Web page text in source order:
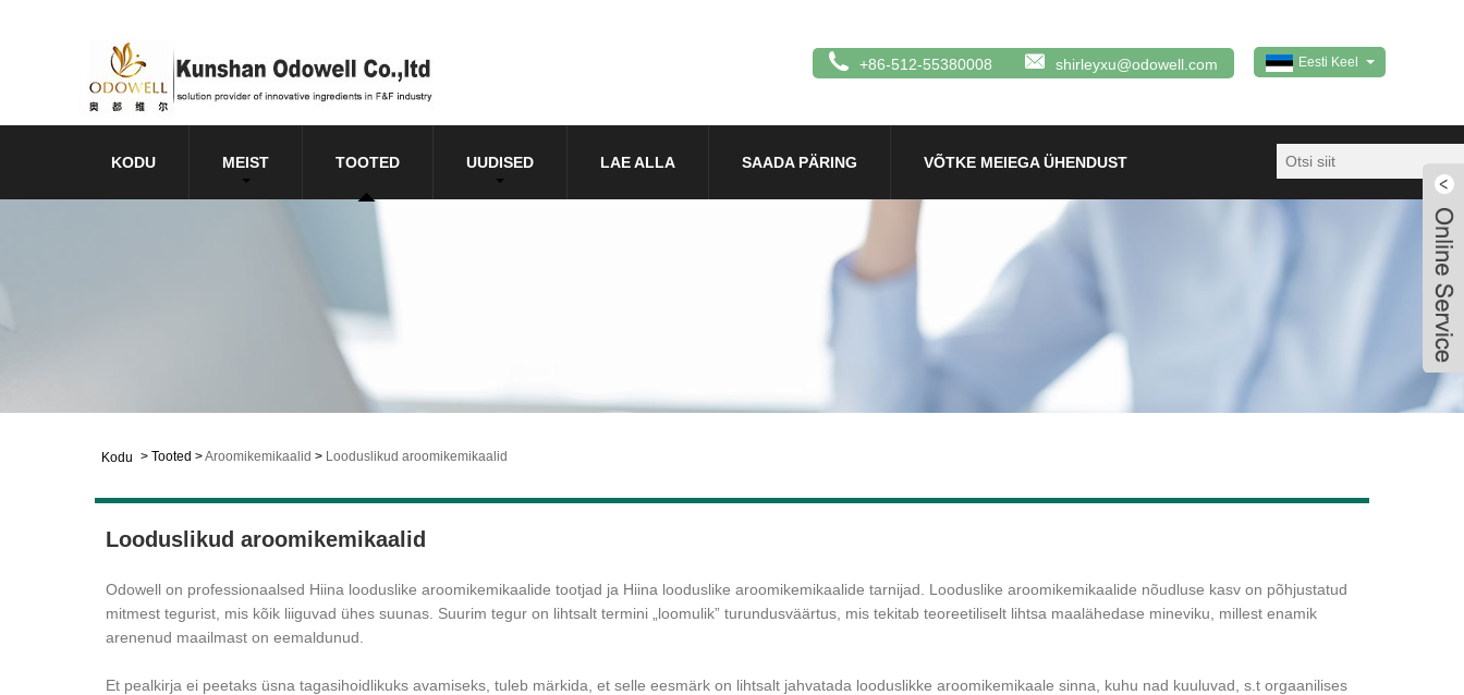
Eesti Keel
+86-512-55380008 shirleyxu@odowell.com
KODU MEIST TOOTED UUDISED LAE ALLA SAADA PÄRING VÕTKE MEIEGA ÜHENDUST
Kodu > Tooted >Aroomikemikaalid > Looduslikud aroomikemikaalid
Looduslikud aroomikemikaalid
Odowell on professionaalsed Hiina looduslike aroomikemikaalide tootjad ja Hiina looduslike aroomikemikaalide tarnijad. Looduslike aroomikemikaalide nõudluse kasv on põhjustatud
mitmest tegurist, mis kõik liiguvad ühes suunas. Suurim tegur on lihtsalt termini „loomulik” turundusväärtus, mis tekitab teoreetiliselt lihtsa maalähedase mineviku, millest enamik
arenenud maailmast on eemaldunud.
Et pealkirja ei peetaks üsna tagasihoidlikuks avamiseks, tuleb märkida, et selle eesmärk on lihtsalt jahvatada looduslikke aroomikemikaale sinna, kuhu nad kuuluvad, s.t orgaanilises